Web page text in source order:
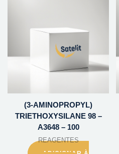
(3-AMINOPROPYL)
TRIETHOXYSILANE 98 –
A3648 – 100
REAGENTES